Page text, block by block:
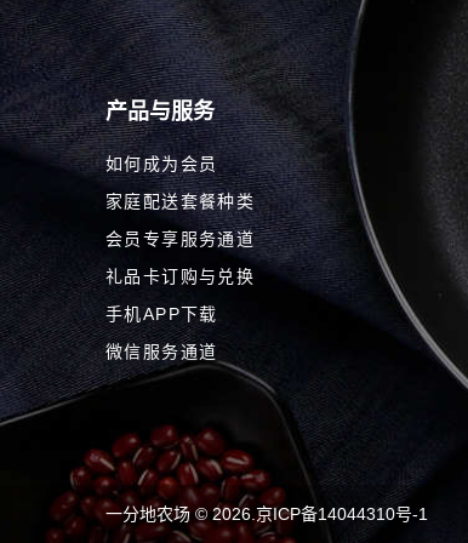
产品与服务
如何成为会员
家庭配送套餐种类
会员专享服务通道
礼品卡订购与兑换
手机APP下载
微信服务通道
一分地农场 ©2026 京ICP备14044310号-1